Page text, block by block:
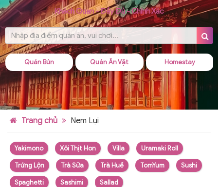
Khách Quan - Đầy Đủ - Chính Xác
Quán Bún Quán Ăn Vặt Homestay
Trang chủ Nem Lụi
Yakimono Xôi Thịt Hon Villa Uramaki Roll
Trứng Lộn Trà Sữa Trà Huế TomYum Sushi
Spaghetti Sashimi Sallad